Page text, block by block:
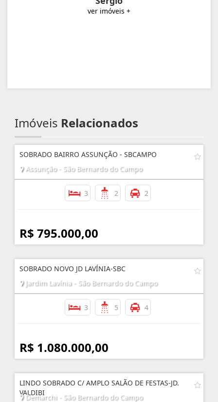
ver imóveis +
Imóveis Relacionados
SOBRADO BAIRRO ASSUNÇÃO - SBCAMPO
Assunção - São Bernardo do Campo
3 2 2
R$ 795.000,00
SOBRADO NOVO JD LAVÍNIA-SBC
Jardim Lavínia - São Bernardo do Campo
3 5 4
R$ 1.080.000,00
LINDO SOBRADO C/ AMPLO SALÃO DE FESTAS-JD.
VALDIBI
Demarchi - São Bernardo do Campo